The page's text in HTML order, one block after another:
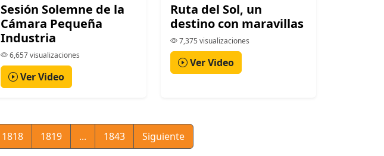
Sesión Solemne de la
Cámara Pequeña
Industria
6,657 visualizaciones
Ver Video
Ruta del Sol, un
destino con maravillas
7,375 visualizaciones
Ver Video
1818 1819 ... 1843 Siguiente